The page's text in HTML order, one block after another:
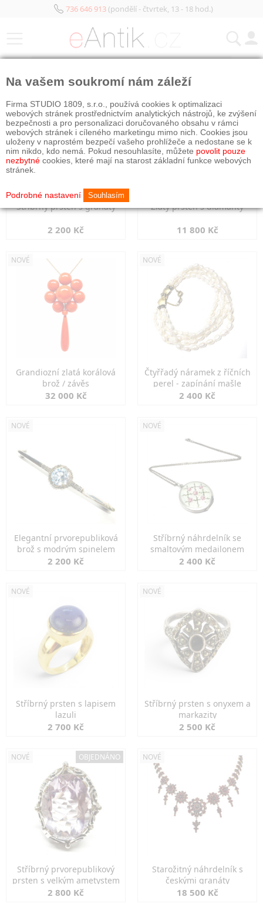
736 646 913(pondělí - čtvrtek, 13 - 18 hod.)
Stříbrný prsten s granáty
2 200 Kč
Zlatý prsten s diamanty
11 800 Kč
NOVÉ
Grandiozní zlatá korálová
brož / závěs
32 000 Kč
NOVÉ
Čtyřřadý náramek z říčních
perel - zapínání mašle
2 400 Kč
NOVÉ
Elegantní prvorepubliková
brož s modrým spinelem
2 200 Kč
NOVÉ
Stříbrný náhrdelník se
smaltovým medailonem
2 400 Kč
NOVÉ
Stříbrný prsten s lapisem
lazuli
2 700 Kč
NOVÉ
Stříbrný prsten s onyxem a
markazity
2 500 Kč
NOVÉ OBJEDNÁNO
Stříbrný prvorepublikový
prsten s velkým ametystem
2 800 Kč
NOVÉ
Starožitný náhrdelník s
českými granáty
18 500 Kč
Na vašem soukromí nám záleží
Firma STUDIO 1809, s.r.o., používá cookies k optimalizaci
webových stránek prostřednictvím analytických nástrojů, ke zvýšení
bezpečnosti a pro personalizaci doručovaného obsahu v rámci
webových stránek i cíleného marketingu mimo nich. Cookies jsou
uloženy v naprostém bezpečí vašeho prohlížeče a nedostane se k
nim nikdo, kdo nemá. Pokud nesouhlasíte, můžete povolit pouze
nezbytné cookies, které mají na starost základní funkce webových
stránek.
Podrobné nastavení Souhlasím